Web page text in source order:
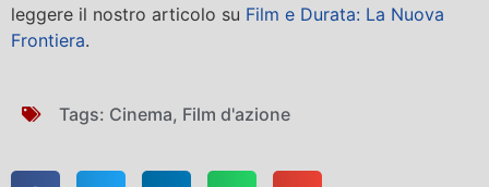
leggere il nostro articolo su Film e Durata: La Nuova
Frontiera.
Tags: Cinema, Film d'azione